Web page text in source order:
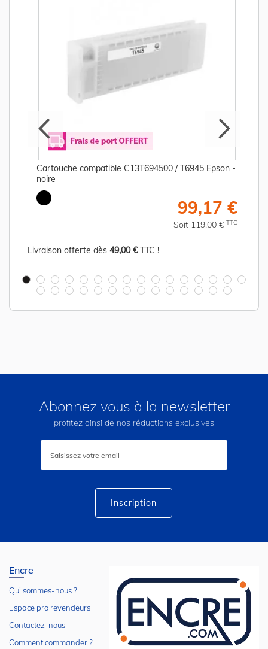
Cartouche compatible C13T694500 / T6945 Epson -
noire
99,17 €
Soit 119,00 € TTC
Livraison offerte dès 49,00 €TTC !
Abonnez vous à la newsletter
profitez ainsi de nos réductions exclusives
lettre
Inscription
Encre
Qui sommes-nous ?
Espace pro revendeurs
Contactez-nous
Comment commander ?